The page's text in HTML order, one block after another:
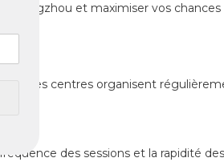
et maximiser vos chances
Ces centres organisent
des sessions et la rapidité